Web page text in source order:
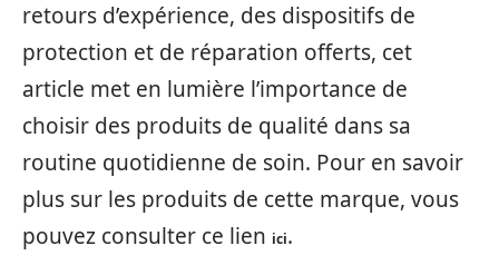
retours d’expérience, des dispositifs de
protection et de réparation offerts, cet
article met en lumière l’importance de
choisir des produits de qualité dans sa
routine quotidienne de soin. Pour en savoir
plus sur les produits de cette marque, vous
pouvez consulter ce lien ici.